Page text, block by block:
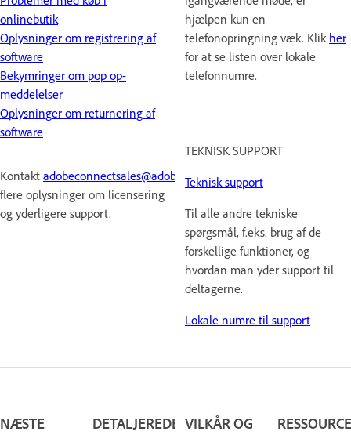
onlinebutik
Oplysninger om registrering af
software
Bekymringer om pop op-
meddelelser
Oplysninger om returnering af
software
Kontakt adobeconnectsales@adobe.com
for
flere oplysninger om licensering
og yderligere support.
hjælpen kun en
telefonopringning væk. Klik her
for at se listen over lokale
telefonnumre.
TEKNISK SUPPORT
Teknisk support
Til alle andre tekniske
spørgsmål, f.eks. brug af de
forskellige funktioner, og
hvordan man yder support til
deltagerne.
Lokale numre til support
NÆSTE
DETALJEREDE VILKÅR OG